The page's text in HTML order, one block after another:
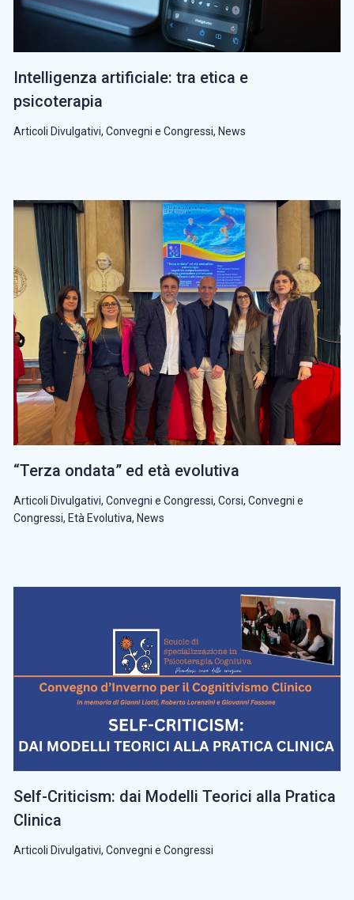
Intelligenza artificiale: tra etica e
psicoterapia
Articoli Divulgativi, Convegni e Congressi, News
“Terza ondata” ed età evolutiva
Articoli Divulgativi, Convegni e Congressi, Corsi, Convegni e
Congressi, Età Evolutiva, News
Self-Criticism: dai Modelli Teorici alla Pratica
Clinica
Articoli Divulgativi, Convegni e Congressi